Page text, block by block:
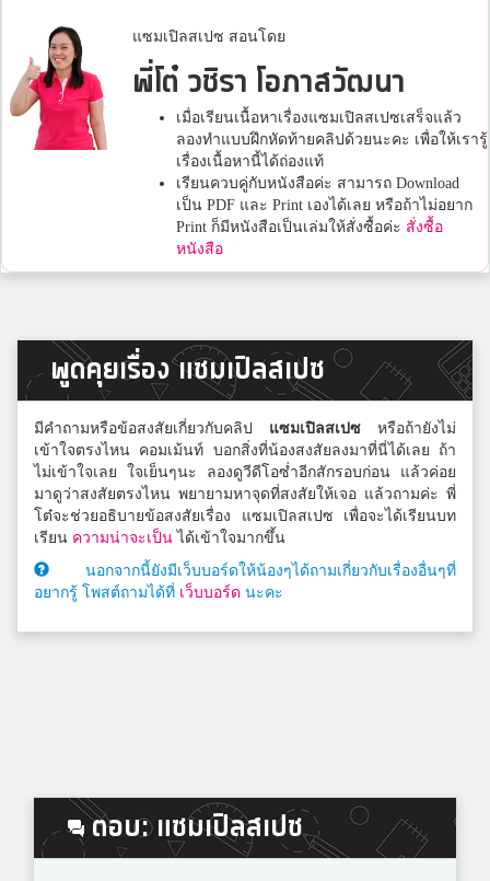
แซมเปิลสเปซ สอนโดย
พี่โต๋ วชิรา โอภาสวัฒนา
เมื่อเรียนเนื้อหาเรื่องแซมเปิลสเปซเสร็จแล้ว
ลองทำแบบฝึกหัดท้ายคลิปด้วยนะคะ เพื่อให้เรารู้
เรื่องเนื้อหานี้ได้ถ่องแท้
เรียนควบคู่กับหนังสือค่ะ สามารถ Download
เป็น PDF และ Print เองได้เลย หรือถ้าไม่อยาก
Print ก็มีหนังสือเป็นเล่มให้สั่งซื้อค่ะ สั่งซื้อ
หนังสือ
พูดคุยเรื่อง แซมเปิลสเปซ
มีคำถามหรือข้อสงสัยเกี่ยวกับคลิป แซมเปิลสเปซ หรือถ้ายังไม่
เข้าใจตรงไหน คอมเม้นท์ บอกสิ่งที่น้องสงสัยลงมาที่นี่ได้เลย ถ้า
ไม่เข้าใจเลย ใจเย็นๆนะ ลองดูวีดีโอซ่ำอีกสักรอบก่อน แล้วค่อย
มาดูว่าสงสัยตรงไหน พยายามหาจุดที่สงสัยให้เจอ แล้วถามค่ะ พี่
โต๋จะช่วยอธิบายข้อสงสัยเรื่อง แซมเปิลสเปซ เพื่อจะได้เรียนบท
เรียน ความน่าจะเป็น ได้เข้าใจมากขึ้น
นอกจากนี้ยังมีเว็บบอร์ดให้น้องๆได้ถามเกี่ยวกับเรื่องอื่นๆที่
อยากรู้ โพสต์ถามได้ที่ เว็บบอร์ด นะคะ
ตอบ: แซมเปิลสเปซ